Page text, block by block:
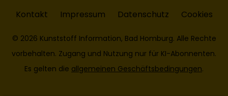
Kontakt Impressum Datenschutz Cookies
© 2026 Kunststoff Information, Bad Homburg. Alle Rechte
vorbehalten. Zugang und Nutzung nur für KI-Abonnenten.
Es gelten die allgemeinen Geschäftsbedingungen.